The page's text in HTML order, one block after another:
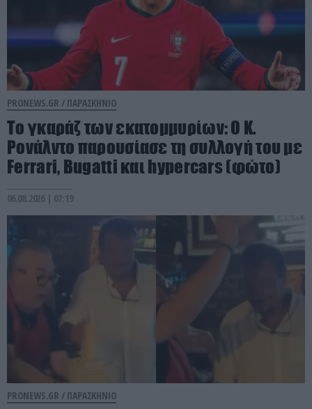
PRONEWS.GR / ΠΑΡΑΣΚΗΝΙΟ
Το γκαράζ των εκατομμυρίων: Ο Κ.
Ρονάλντο παρουσίασε τη συλλογή του με
Ferrari, Bugatti και hypercars (φώτο)
06.08.2026 | 07:19
PRONEWS.GR / ΠΑΡΑΣΚΗΝΙΟ